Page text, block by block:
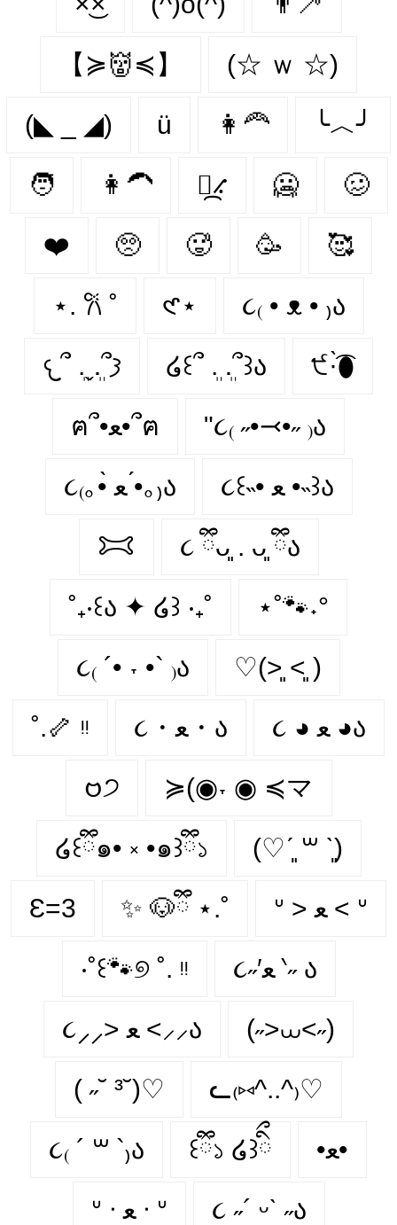
【≽👹≼】 (☆ ｗ ☆)
(◣ _ ◢) ü 👩‍🦰 ╰︿╯
🧑 👩‍🦱 ⳻᷼⳺ 🥶️ 🥴️
❤️️ 🥺️ 🥵️ 🥳️ 🥰️
⋆. 𐙚 ˚ 𑣲⋆ ૮₍ • ᴥ • ₎ა
𐔌՞ ܸ.ˬ.ܸ՞𐦯 ໒꒰՞ ܸ. .ܸ՞꒱ა ੯·̀͡⬮
ฅ՞•ﻌ•՞ฅ "૮₍ ˶•⤙•˶ ₎ა
૮₍｡•̀ ﻌ •́｡₎ა ૮꒰˵• ﻌ •˵꒱ა
𐂯 ૮ ྀིᴗ͈ . ᴗ͈ ྀིა
˚₊‧꒰ა ✦ ໒꒱ ‧₊˚ ⋆˚🐾˖°
૮₍ ´• ˕ •` ₎ა ♡(˃͈ ˂͈ )
˚.🦴 ᵎᵎ ૮・ﻌ・ა ૮ ◕ ﻌ ◕ა
𑄝੭ ≽(◉˕ ◉ ≼マ
໒꒰ྀི๑• ༝ •๑꒱ྀི১ (♡ˊ͈ ꒳ ˋ͈)
Ɛ=3 ✨ 🐶ྀི ⋆.˚ ᐡ > ﻌ < ᐡ
‧˚꒰🐾୭ ˚. ᵎᵎ ૮˶′ﻌ ‵˶ ა
૮⸝⸝> ﻌ <⸝⸝ა (˶>⩊<˶)
( ˶˘ ³˘)♡ ᓚ₍⑅^..^₎♡
૮₍ ´ ꒳ `₎ა ꒰ྀི১ ໒꒱ིྀ •ﻌ•
ᐡ ᐧ ﻌ ᐧ ᐡ ૮ ˶´ ᵕˋ ˶ა